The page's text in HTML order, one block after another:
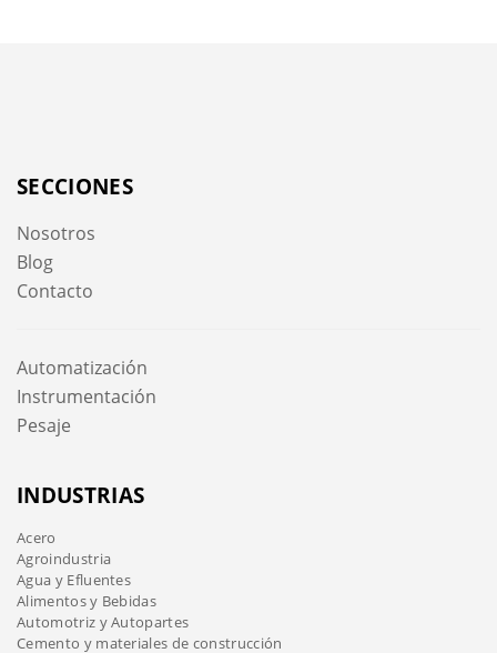
SECCIONES
Nosotros
Blog
Contacto
Automatización
Instrumentación
Pesaje
INDUSTRIAS
Acero
Agroindustria
Agua y Efluentes
Alimentos y Bebidas
Automotriz y Autopartes
Cemento y materiales de construcción